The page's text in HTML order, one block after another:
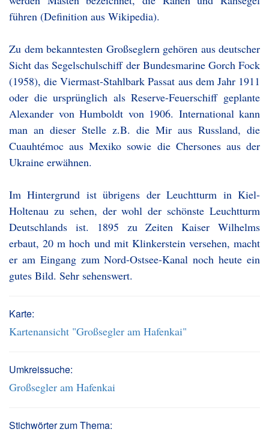
führen (Definition aus Wikipedia).
Zu dem bekanntesten Großseglern gehören aus deutscher
Sicht das Segelschulschiff der Bundesmarine Gorch Fock
(1958), die Viermast-Stahlbark Passat aus dem Jahr 1911
oder die ursprünglich als Reserve-Feuerschiff geplante
Alexander von Humboldt von 1906. International kann
man an dieser Stelle z.B. die Mir aus Russland, die
Cuauhtémoc aus Mexiko sowie die Chersones aus der
Ukraine erwähnen.
Im Hintergrund ist übrigens der Leuchtturm in Kiel-
Holtenau zu sehen, der wohl der schönste Leuchtturm
Deutschlands ist. 1895 zu Zeiten Kaiser Wilhelms
erbaut, 20 m hoch und mit Klinkerstein versehen, macht
er am Eingang zum Nord-Ostsee-Kanal noch heute ein
gutes Bild. Sehr sehenswert.
Karte:
Kartenansicht "Großsegler am Hafenkai"
Umkreissuche:
Großsegler am Hafenkai
Stichwörter zum Thema: